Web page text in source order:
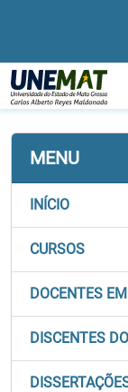
Página Inicial
MENU
INÍCIO
CURSOS
DOCENTES
DISCENTES